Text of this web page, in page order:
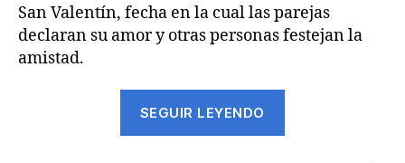
San Valentín, fecha en la cual las parejas
declaran su amor y otras personas festejan la
amistad.
SEGUIR LEYENDO